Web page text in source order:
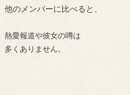
他のメンバーに比べると、
熱愛報道や彼女の噂は
多くありません。